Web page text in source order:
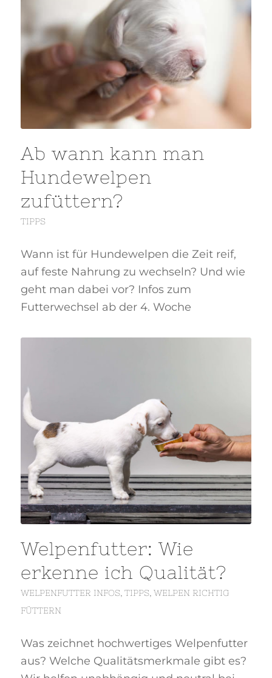
Ab wann kann man
Hundewelpen
zufüttern?
TIPPS
Wann ist für Hundewelpen die Zeit reif,
auf feste Nahrung zu wechseln? Und wie
geht man dabei vor? Infos zum
Futterwechsel ab der 4. Woche
Welpenfutter: Wie
erkenne ich Qualität?
WELPENFUTTER INFOS, TIPPS, WELPEN RICHTIG
FÜTTERN
Was zeichnet hochwertiges Welpenfutter
aus? Welche Qualitätsmerkmale gibt es?